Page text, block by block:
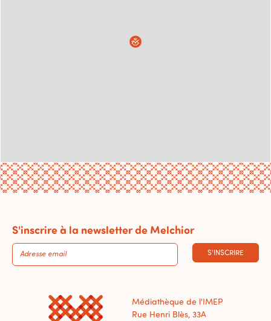
S'inscrire à la newsletter de Melchior
S'INSCRIRE
Médiathèque de l'IMEP
Rue Henri Blès, 33A